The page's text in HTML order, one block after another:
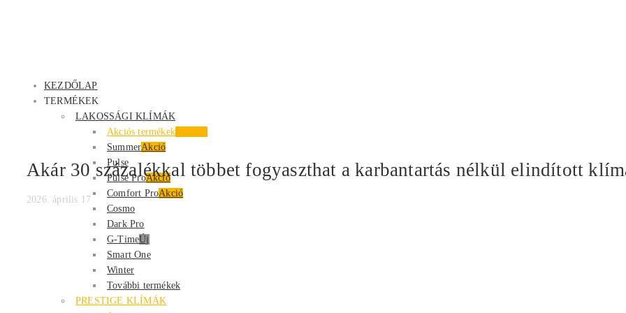
KEZDŐLAP
TERMÉKEK
LAKOSSÁGI KLÍMÁK
Akciós termékek
SummerAkció
Pulse
Pulse ProAkció
Comfort ProAkció
Cosmo
Dark Pro
G-TimeÚj
Smart One
Winter
További termékek
PRESTIGE KLÍMÁK
Akár 30 százalékkal többet fogyaszthat a karbantartás nélkül elindított
2026. április 17.